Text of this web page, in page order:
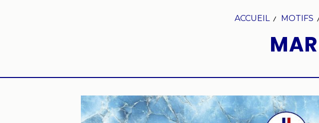
ACCUEIL MOTIFS